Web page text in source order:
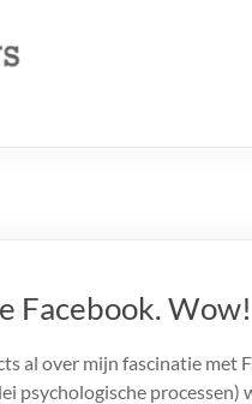
Facebook.
al over mijn fascinatie met
psychologische processen)